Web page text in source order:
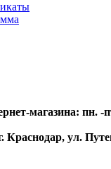
магазина: пн. -
Краснодар, ул.